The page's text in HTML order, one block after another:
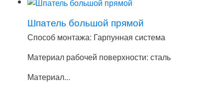
Шпатель большой прямой
Способ монтажа: Гарпунная система
Материал рабочей поверхности: сталь
Материал...